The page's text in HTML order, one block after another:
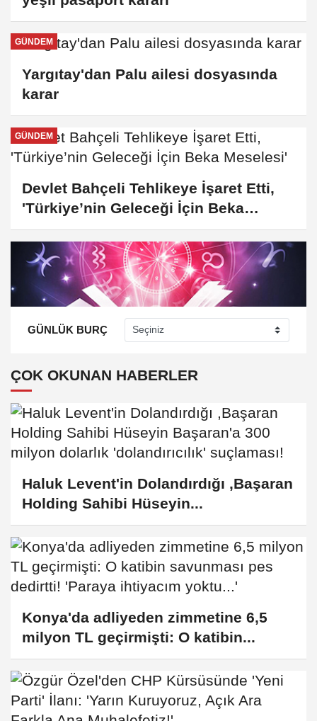
GÜNDEM
Yargıtay'dan Palu ailesi dosyasında
karar
GÜNDEM
Devlet Bahçeli Tehlikeye İşaret Etti,
'Türkiye’nin Geleceği İçin Beka
Meselesi'
GÜNLÜK BURÇ
ÇOK OKUNAN HABERLER
Haluk Levent'in Dolandırdığı ,Başaran
Holding Sahibi Hüseyin...
Konya'da adliyeden zimmetine 6,5
milyon TL geçirmişti: O katibin...